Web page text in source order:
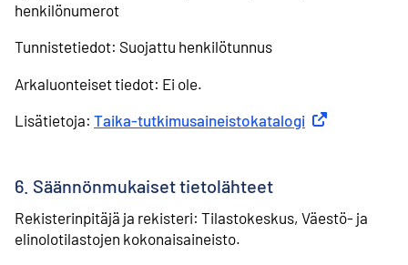
henkilönumerot
Tunnistetiedot: Suojattu henkilötunnus
Arkaluonteiset tiedot: Ei ole.
Lisätietoja: Taika-tutkimusaineistokatalogi Ulkoinen linkki
6. Säännönmukaiset tietolähteet
Rekisterinpitäjä ja rekisteri: Tilastokeskus, Väestö- ja
elinolotilastojen kokonaisaineisto.